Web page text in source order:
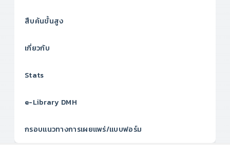
สืบค้นขั้นสูง
เกี่ยวกับ
Stats
e-Library DMH
กรอบแนวทางการเผยแพร่/แบบฟอร์ม